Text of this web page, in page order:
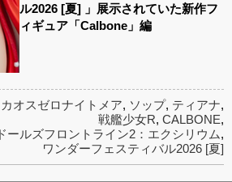
ル2026 [夏] 」展示されていた新作フ
ィギュア「Calbone」編
カオスゼロナイトメア, ソップ, ティアナ,
戦艦少女R, CALBONE,
ドールズフロントライン2：エクシリウム,
ワンダーフェスティバル2026 [夏]